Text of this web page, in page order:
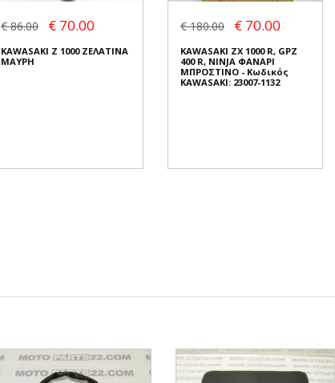
€ 86.00 € 70.00
KAWASAKI Z 1000 ΖΕΛΑΤΙΝΑ
ΜΑΥΡΗ
€ 180.00 € 70.00
KAWASAKI ZX 1000 R, GPZ
400 R, NINJA ΦΑΝΑΡΙ
ΜΠΡΟΣΤΙΝΟ - Κωδικός
KAWASAKI: 23007-1132